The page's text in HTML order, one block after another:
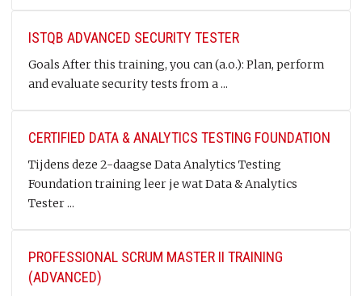
ISTQB ADVANCED SECURITY TESTER
Goals After this training, you can (a.o.): Plan, perform
and evaluate security tests from a ...
CERTIFIED DATA & ANALYTICS TESTING FOUNDATION
Tijdens deze 2-daagse Data Analytics Testing
Foundation training leer je wat Data & Analytics
Tester ...
PROFESSIONAL SCRUM MASTER II TRAINING
(ADVANCED)